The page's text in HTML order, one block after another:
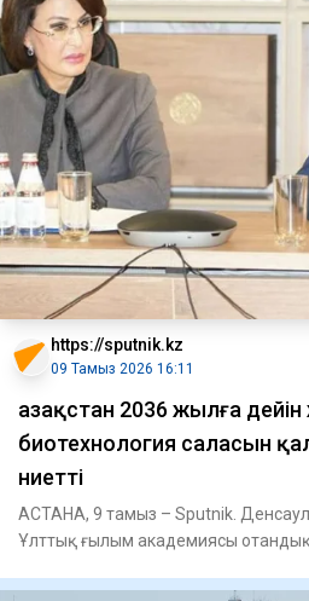
https://sputnik.kz
09 Тамыз 2026 16:11
Қазақстан 2036 жылға
биотехнология саласын
ниетті
АСТАНА, 9 тамыз – Sputnik.
Ұлттық ғылым академиясы отандық